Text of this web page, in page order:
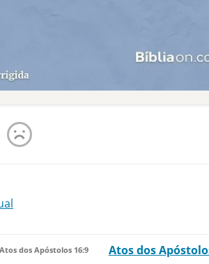
Atos dos Apóstolos 16:9 Atos dos